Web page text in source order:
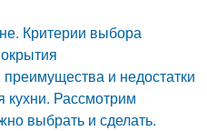
Критерии выбора
и недостатки
Рассмотрим
выбрать и сделать.